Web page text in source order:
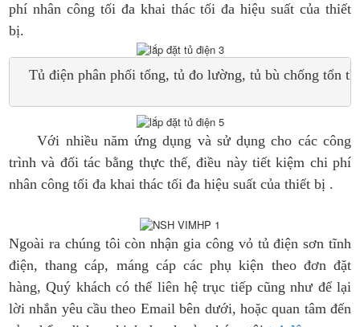
phí nhân công tối đa khai thác tối đa hiệu suất của thiết
bị.
Với nhiều năm ứng dụng và sử dụng cho các công
trình và đối tác bằng thực thế, điều này tiết kiệm chi phí
nhân công tối đa khai thác tối đa hiệu suất của thiết bị .
Ngoài ra chúng tôi còn nhận gia công vỏ tủ điện sơn tĩnh
điện, thang cáp, máng cáp các phụ kiện theo đơn đặt
hàng, Quý khách có thể liên hệ trục tiếp cũng như để lại
lời nhắn yêu cầu theo Email bên dưới, hoặc quan tâm đến